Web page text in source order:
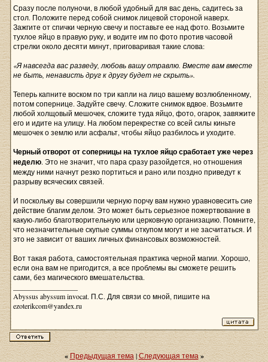
Сразу после полуночи, в любой удобный для вас день, садитесь за
стол. Положите перед собой снимок лицевой стороной наверх.
Зажгите от спички черную свечу и поставьте ее над фото. Возьмите
тухлое яйцо в правую руку, и водите им по фото против часовой
стрелки около десяти минут, приговаривая такие слова:
«Я навсегда вас разведу, любовь вашу отравлю. Вместе вам вместе
не быть, ненависть друг к другу будет не скрыть».
Теперь капните воском по три капли на лицо вашему возлюбленному,
потом сопернице. Задуйте свечу. Сложите снимок вдвое. Возьмите
любой холщовый мешочек, сложите туда яйцо, фото, огарок, завяжите
его и идите на улицу. На любом перекрестке со всей силы киньте
мешочек о землю или асфальт, чтобы яйцо разбилось и уходите.
Черный отворот от соперницы на тухлое яйцо сработает уже через
неделю. Это не значит, что пара сразу разойдется, но отношения
между ними начнут резко портиться и рано или поздно приведут к
разрыву всяческих связей.
И поскольку вы совершили черную порчу вам нужно уравновесить сие
действие благим делом. Это может быть серьезное пожертвование в
какую-либо благотворительную или церковную организацию. Помните,
что незначительные скупые суммы откупом могут и не засчитаться. И
это не зависит от ваших личных финансовых возможностей.
Вот такая работа, самостоятельная практика черной магии. Хорошо,
если она вам не пригодится, а все проблемы вы сможете решить
сами, без магического вмешательства.
Abyssus abyssum invocat. П.С. Для связи со мной, пишите на
ezoterikcom@yandex.ru
«Предыдущая тема|Следующая тема »